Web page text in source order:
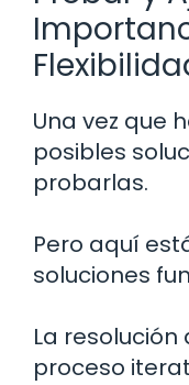
Una vez que
posibles
probarlas.
Pero aquí
soluciones
La
proceso